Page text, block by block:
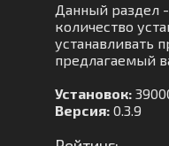
Данный раздел
количество
устанавливать
предлагаемый
Установок:
Версия: 0.3.9